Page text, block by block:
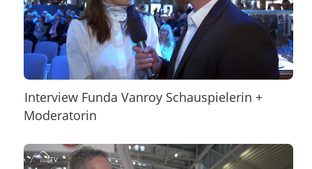
Interview Funda Vanroy Schauspielerin +
Moderatorin